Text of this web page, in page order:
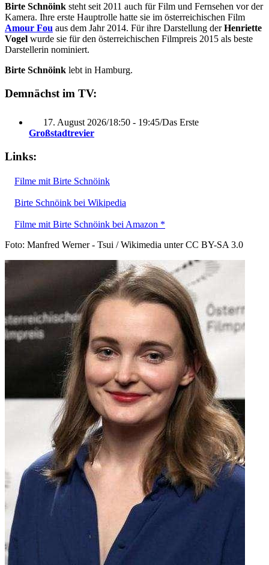
Birte Schnöink steht seit 2011 auch für Film und Fernsehen vor der
Kamera. Ihre erste Hauptrolle hatte sie im österreichischen Film
Amour Fou aus dem Jahr 2014. Für ihre Darstellung derHenriette
Vogel wurde sie für den österreichischen Filmpreis 2015 als beste
Darstellerin nominiert.
Birte Schnöink lebt in Hamburg.
Demnächst im TV:
17. August 2026/18:50 - 19:45/Das Erste
Großstadtrevier
Links:
Filme mit Birte Schnöink
Birte Schnöink bei Wikipedia
Filme mit Birte Schnöink bei Amazon *
Foto: Manfred Werner - Tsui / Wikimedia unter CC BY-SA 3.0